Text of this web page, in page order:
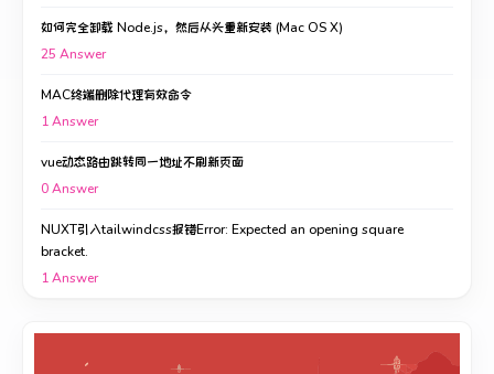
如何完全卸载 Node.js，然后从头重新安装 (Mac OS X)
25 Answer
MAC终端删除代理有效命令
1Answer
vue动态路由跳转同一地址不刷新页面
0Answer
NUXT引入tailwindcss报错Error: Expected an opening square
bracket.
1Answer